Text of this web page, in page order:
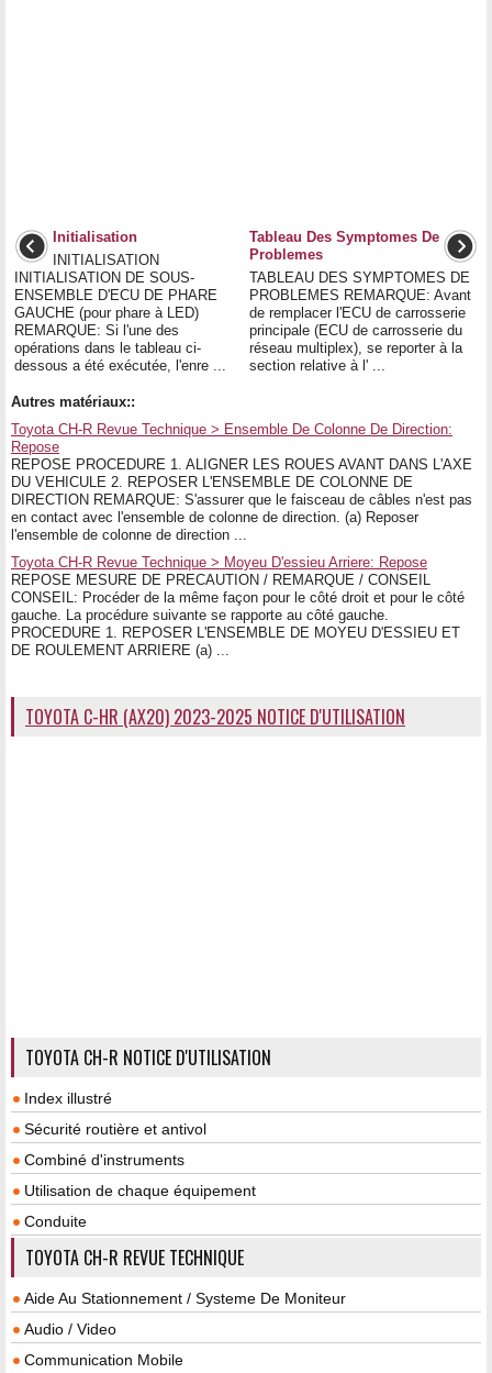
Initialisation
INITIALISATION
INITIALISATION DE SOUS-
ENSEMBLE D'ECU DE PHARE
GAUCHE (pour phare à LED)
REMARQUE: Si l'une des
opérations dans le tableau ci-
dessous a été exécutée, l'enre ...
Tableau Des Symptomes De
Problemes
TABLEAU DES SYMPTOMES DE
PROBLEMES REMARQUE: Avant
de remplacer l'ECU de carrosserie
principale (ECU de carrosserie du
réseau multiplex), se reporter à la
section relative à l' ...
Autres matériaux::
Toyota CH-R Revue Technique > Ensemble De Colonne De Direction:
Repose
REPOSE PROCEDURE 1. ALIGNER LES ROUES AVANT DANS L'AXE
DU VEHICULE 2. REPOSER L'ENSEMBLE DE COLONNE DE
DIRECTION REMARQUE: S'assurer que le faisceau de câbles n'est pas
en contact avec l'ensemble de colonne de direction. (a) Reposer
l'ensemble de colonne de direction ...
Toyota CH-R Revue Technique > Moyeu D'essieu Arriere: Repose
REPOSE MESURE DE PRECAUTION / REMARQUE / CONSEIL
CONSEIL: Procéder de la même façon pour le côté droit et pour le côté
gauche. La procédure suivante se rapporte au côté gauche.
PROCEDURE 1. REPOSER L'ENSEMBLE DE MOYEU D'ESSIEU ET
DE ROULEMENT ARRIERE (a) ...
TOYOTA C-HR (AX20) 2023-2025 NOTICE D'UTILISATION
TOYOTA CH-R NOTICE D'UTILISATION
Index illustré
Sécurité routière et antivol
Combiné d'instruments
Utilisation de chaque équipement
Conduite
TOYOTA CH-R REVUE TECHNIQUE
Aide Au Stationnement / Systeme De Moniteur
Audio / Video
Communication Mobile